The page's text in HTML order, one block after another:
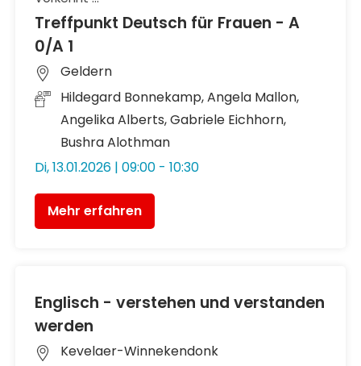
Treffpunkt Deutsch für Frauen - A
0/A 1
Geldern
Hildegard Bonnekamp, Angela Mallon,
Angelika Alberts, Gabriele Eichhorn,
Bushra Alothman
Di, 13.01.2026 | 09:00 - 10:30
Mehr erfahren
Englisch - verstehen und verstanden
werden
Kevelaer-Winnekendonk